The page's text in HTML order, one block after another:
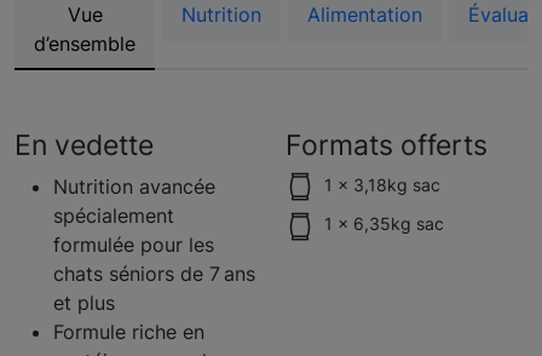
Vue
d’ensemble
Nutrition Alimentation
En vedette
Nutrition avancée
spécialement
formulée pour les
chats séniors de 7 ans
et plus
Formule riche en
Formats offerts
1 x 3,18kg sac
1 x 6,35kg sac